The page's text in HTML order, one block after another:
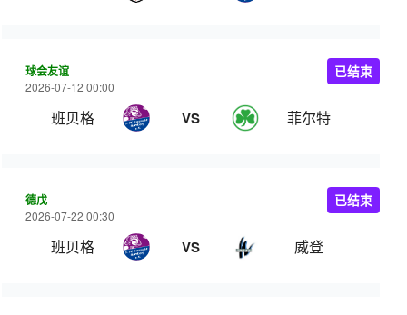
球会友谊
2026-07-12 00:00
班贝格 VS 菲尔特
已结束
德戊
2026-07-22 00:30
班贝格 VS 威登
已结束